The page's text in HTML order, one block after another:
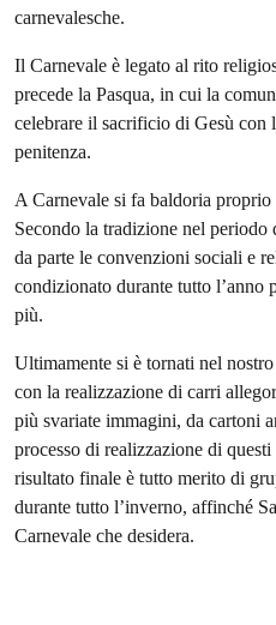
carnevalesche.
Il Carnevale è legato al rito
precede la Pasqua, in cui la
celebrare il sacrificio di Gesù con
penitenza.
A Carnevale si fa baldoria
Secondo la tradizione nel periodo
da parte le convenzioni sociali e
condizionato durante tutto l’anno
più.
Ultimamente si è tornati nel
con la realizzazione di carri
più svariate immagini, da cartoni
processo di realizzazione di
risultato finale è tutto merito di
durante tutto l’inverno, affinché
Carnevale che desidera.